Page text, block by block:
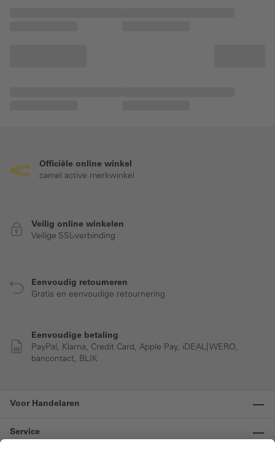
Officiële online winkel
camel active merkwinkel
Veilig online winkelen
Veilige SSL-verbinding
Eenvoudig retourneren
Gratis en eenvoudige retournering
Eenvoudige betaling
PayPal, Klarna, Credit Card, Apple Pay, iDEAL| WERO,
bancontact, BLIK
Voor Handelaren
Service